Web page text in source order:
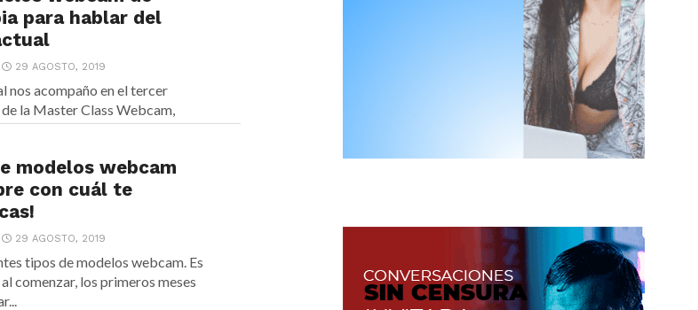
para hablar del
29 AGOSTO, 2019
nos acompaño en el tercer
la Master Class Webcam,
modelos webcam
con cuál te
29 AGOSTO, 2019
tipos de modelos webcam. Es
comenzar, los primeros meses